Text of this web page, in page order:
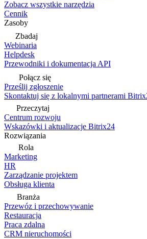
Zobacz wszystkie narzędzia
Cennik
Zasoby
Zbadaj
Webinaria
Helpdesk
Przewodniki i dokumentacja API
Połącz się
Prześlij zgłoszenie
Skontaktuj się z lokalnymi partnerami
Przeczytaj
Centrum rozwoju
Wskazówki i aktualizacje Bitrix24
Rozwiązania
Rola
Marketing
HR
Zarządzanie projektem
Obsługa klienta
Branża
Przewóz i przechowywanie
Restauracja
Praca zdalna
CRM nieruchomości